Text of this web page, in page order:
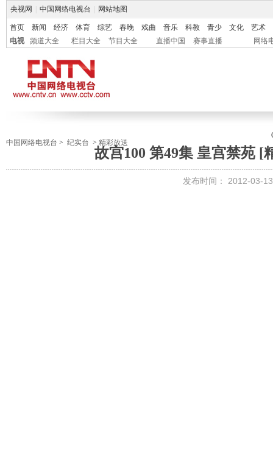
央视网 中国网络电视台 网站地图
首页 新闻 经济 体育 综艺 春晚 戏曲 音乐 科教 青少 文化
艺术
电视
频道大全 栏目大全 节目大全 直播中国 赛事直播 网络
中国网络电视台 > 纪实台 > 精彩放送
故宫100 第49集 皇宫禁苑 [
发布时间： 2012-03-